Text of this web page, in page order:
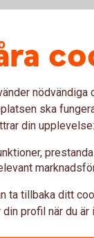
Bor i
ska
din upplevelse:
ta tillbaka ditt
din profil när du är